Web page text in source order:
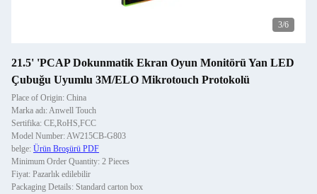
3/6
21.5' 'PCAP Dokunmatik Ekran Oyun Monitörü Yan LED
Çubuğu Uyumlu 3M/ELO Mikrotouch Protokolü
Place of Origin: China
Marka adı: Anwell Touch
Sertifika: CE,RoHS,FCC
Model Number: AW215CB-G803
belge: Ürün Broşürü PDF
Minimum Order Quantity: 2 Pieces
Fiyat: Pazarlık edilebilir
Packaging Details: Standard carton box